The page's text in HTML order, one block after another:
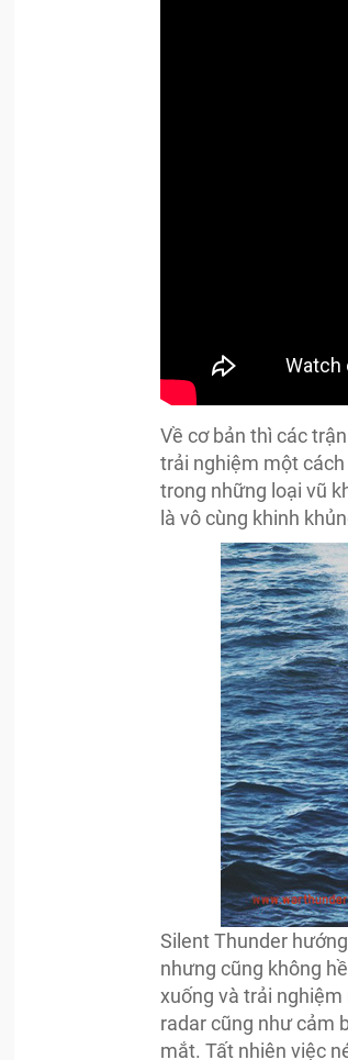
Về cơ bản thì các
trải nghiệm một
trong những loại vũ
là vô cùng khinh
Silent Thunder
nhưng cũng không
xuống và trải
radar cũng như cảm
mắt. Tất nhiên việc